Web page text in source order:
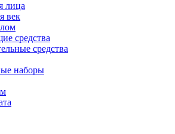
лица
век
средства
средства
наборы